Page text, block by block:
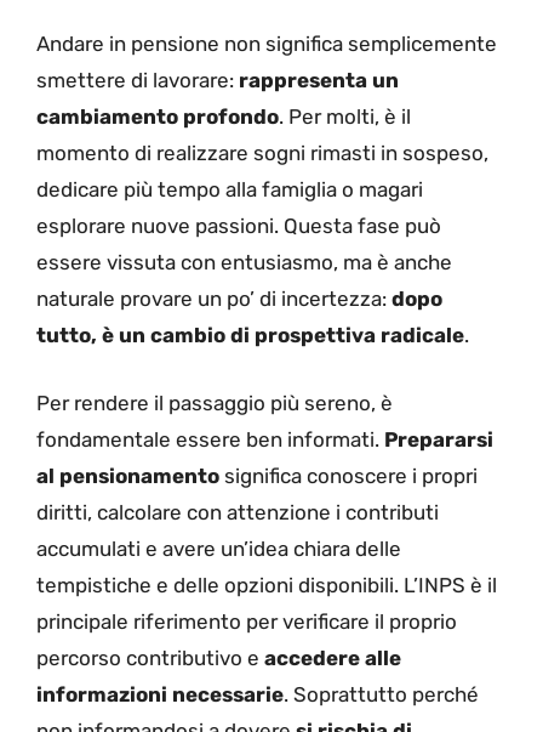
Andare in pensione non significa semplicemente
smettere di lavorare: rappresenta un
cambiamento profondo. Per molti, è il
momento di realizzare sogni rimasti in sospeso,
dedicare più tempo alla famiglia o magari
esplorare nuove passioni. Questa fase può
essere vissuta con entusiasmo, ma è anche
naturale provare un po’ di incertezza: dopo
tutto, è un cambio di prospettiva radicale.
Per rendere il passaggio più sereno, è
fondamentale essere ben informati. Prepararsi
al pensionamento significa conoscere i propri
diritti, calcolare con attenzione i contributi
accumulati e avere un’idea chiara delle
tempistiche e delle opzioni disponibili. L’INPS è il
principale riferimento per verificare il proprio
percorso contributivo e accedere alle
informazioni necessarie. Soprattutto perché